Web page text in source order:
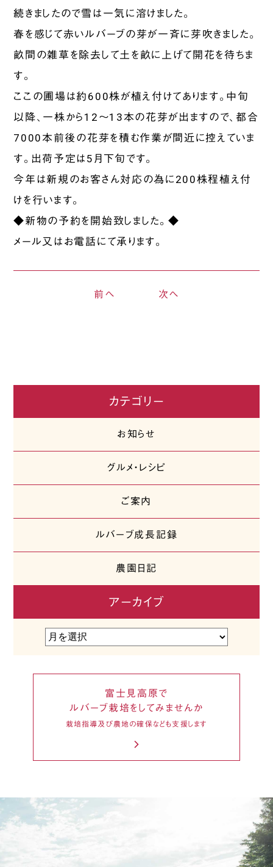
続きましたので雪は一気に溶けました。
春を感じて赤いルバーブの芽が一斉に芽吹きました。
畝間の雑草を除去して土を畝に上げて開花を待ちま
す。
ここの圃場は約600株が植え付けてあります。中旬
以降、一株から12～13本の花芽が出ますので、都合
7000本前後の花芽を積む作業が間近に控えていま
す。出荷予定は5月下旬です。
今年は新規のお客さん対応の為に200株程植え付
けを行います。
◆新物の予約を開始致しました。 ◆
メール又はお電話にて承ります。
前へ 次へ
カテゴリー
お知らせ
グルメ・レシピ
ご案内
ルバーブ成長記録
農園日記
アーカイブ
富士見高原で
ルバーブ栽培をしてみませんか
栽培指導及び農地の確保なども支援します